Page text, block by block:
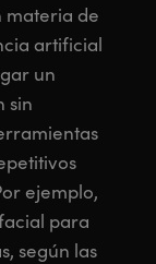
materia de
artificial
un
sin
ejemplo,
para
según las